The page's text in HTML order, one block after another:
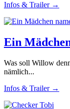
Infos & Trailer →
Ein
Was soll Willow
nämlich...
Infos & Trailer →